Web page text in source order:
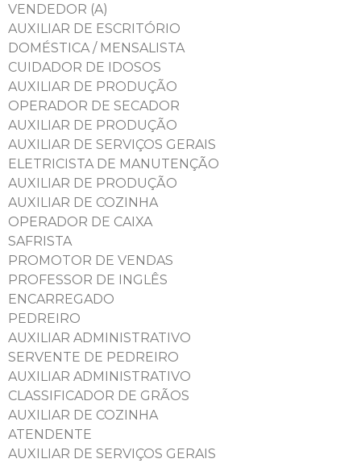
VENDEDOR (A)
AUXILIAR DE ESCRITÓRIO
DOMÉSTICA / MENSALISTA
CUIDADOR DE IDOSOS
AUXILIAR DE PRODUÇÃO
OPERADOR DE SECADOR
AUXILIAR DE PRODUÇÃO
AUXILIAR DE SERVIÇOS GERAIS
ELETRICISTA DE MANUTENÇÃO
AUXILIAR DE PRODUÇÃO
AUXILIAR DE COZINHA
OPERADOR DE CAIXA
SAFRISTA
PROMOTOR DE VENDAS
PROFESSOR DE INGLÊS
ENCARREGADO
PEDREIRO
AUXILIAR ADMINISTRATIVO
SERVENTE DE PEDREIRO
AUXILIAR ADMINISTRATIVO
CLASSIFICADOR DE GRÃOS
AUXILIAR DE COZINHA
ATENDENTE
AUXILIAR DE SERVIÇOS GERAIS